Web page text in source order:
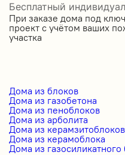
Бесплатный
При заказе дома под
проект с учётом ваших
участка
Дома из блоков
Дома из газобетона
Дома из пеноблоков
Дома из арболита
Дома из керамзитоблоков
Дома из керамоблока
Дома из газосиликатного